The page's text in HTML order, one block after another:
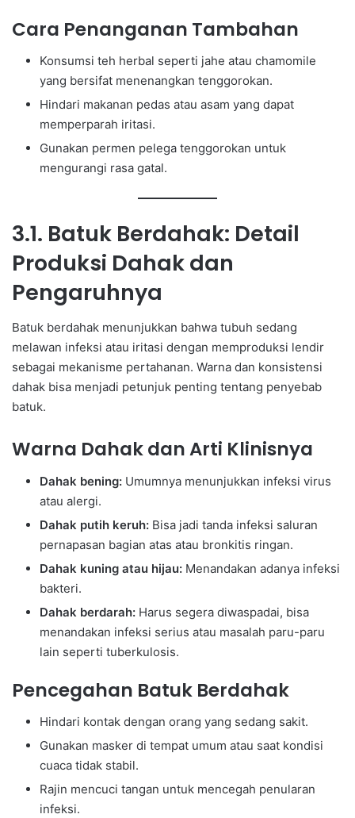
Cara Penanganan Tambahan
Konsumsi teh herbal seperti jahe atau chamomile
yang bersifat menenangkan tenggorokan.
Hindari makanan pedas atau asam yang dapat
memperparah iritasi.
Gunakan permen pelega tenggorokan untuk
mengurangi rasa gatal.
3.1. Batuk Berdahak: Detail
Produksi Dahak dan
Pengaruhnya
Batuk berdahak menunjukkan bahwa tubuh sedang
melawan infeksi atau iritasi dengan memproduksi lendir
sebagai mekanisme pertahanan. Warna dan konsistensi
dahak bisa menjadi petunjuk penting tentang penyebab
batuk.
Warna Dahak dan Arti Klinisnya
Dahak bening: Umumnya menunjukkan infeksi virus
atau alergi.
Dahak putih keruh: Bisa jadi tanda infeksi saluran
pernapasan bagian atas atau bronkitis ringan.
Dahak kuning atau hijau: Menandakan adanya infeksi
bakteri.
Dahak berdarah: Harus segera diwaspadai, bisa
menandakan infeksi serius atau masalah paru-paru
lain seperti tuberkulosis.
Pencegahan Batuk Berdahak
Hindari kontak dengan orang yang sedang sakit.
Gunakan masker di tempat umum atau saat kondisi
cuaca tidak stabil.
Rajin mencuci tangan untuk mencegah penularan
infeksi.